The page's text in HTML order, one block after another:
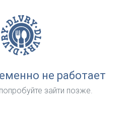
не работает
зайти позже.